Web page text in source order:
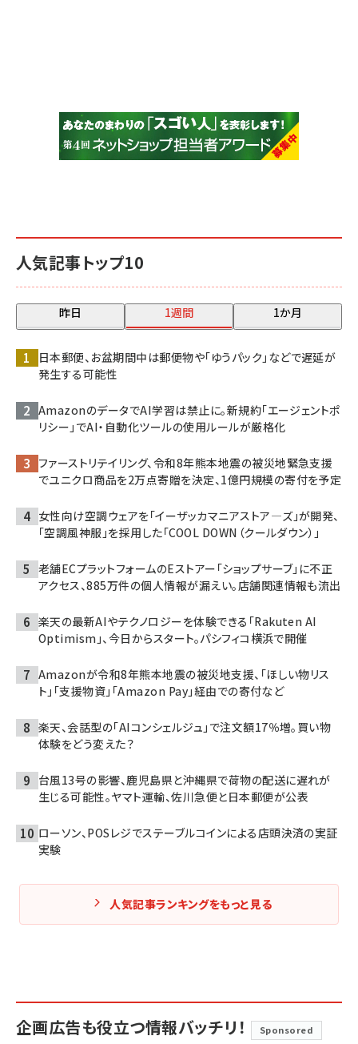
人気記事トップ10
昨日 1週間 1か月
日本郵便、お盆期間中は郵便物や「ゆうパック」などで遅延が
発生する可能性
AmazonのデータでAI学習は禁止に。新規約「エージェントポ
リシー」でAI・自動化ツールの使用ルールが厳格化
ファーストリテイリング、令和8年熊本地震の被災地緊急支援
でユニクロ商品を2万点寄贈を決定、1億円規模の寄付を予定
女性向け空調ウェアを「イーザッカマニアストア―ズ」が開発、
「空調風神服」を採用した「COOL DOWN（クールダウン）」
老舗ECプラットフォームのEストアー「ショップサーブ」に不正
アクセス、885万件の個人情報が漏えい。店舗関連情報も流出
楽天の最新AIやテクノロジーを体験できる「Rakuten AI
Optimism」、今日からスタート。パシフィコ横浜で開催
Amazonが令和8年熊本地震の被災地支援、「ほしい物リス
ト」「支援物資」「Amazon Pay」経由での寄付など
楽天、会話型の「AIコンシェルジュ」で注文額17％増。買い物
体験をどう変えた？
台風13号の影響、鹿児島県と沖縄県で荷物の配送に遅れが
生じる可能性。ヤマト運輸、佐川急便と日本郵便が公表
ローソン、POSレジでステーブルコインによる店頭決済の実証
実験
人気記事ランキングをもっと見る
企画広告も役立つ情報バッチリ！ Sponsored